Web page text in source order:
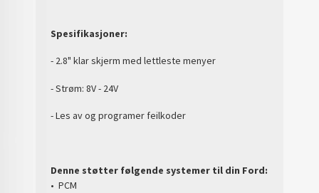
Spesifikasjoner:
- 2.8" klar skjerm med lettleste menyer
- Strøm: 8V - 24V
- Les av og programer feilkoder
Denne støtter følgende systemer til din Ford:
• PCM